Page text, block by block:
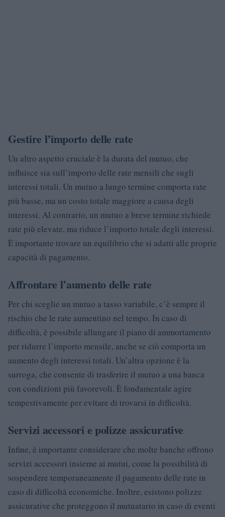
Gestire l’importo delle rate
Un altro aspetto cruciale è la durata del mutuo, che
influisce sia sull’importo delle rate mensili che sugli
interessi totali. Un mutuo a lungo termine comporta rate
più basse, ma un costo totale maggiore a causa degli
interessi. Al contrario, un mutuo a breve termine richiede
rate più elevate, ma riduce l’importo totale degli interessi.
È importante trovare un equilibrio che si adatti alle proprie
capacità di pagamento.
Affrontare l’aumento delle rate
Per chi sceglie un mutuo a tasso variabile, c’è sempre il
rischio che le rate aumentino nel tempo. In caso di
difficoltà, è possibile allungare il piano di ammortamento
per ridurre l’importo mensile, anche se ciò comporta un
aumento degli interessi totali. Un’altra opzione è la
surroga, che consente di trasferire il mutuo a una banca
con condizioni più favorevoli. È fondamentale agire
tempestivamente per evitare di trovarsi in difficoltà.
Servizi accessori e polizze assicurative
Infine, è importante considerare che molte banche offrono
servizi accessori insieme ai mutui, come la possibilità di
sospendere temporaneamente il pagamento delle rate in
caso di difficoltà economiche. Inoltre, esistono polizze
assicurative che proteggono il mutuatario in caso di eventi